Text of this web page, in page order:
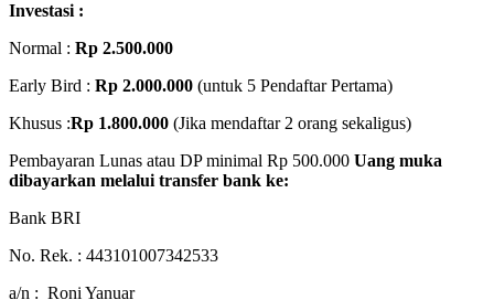
Investasi :
Normal : Rp 2.500.000
Early Bird : Rp 2.000.000 (untuk 5 Pendaftar Pertama)
Khusus :Rp 1.800.000 (Jika mendaftar 2 orang sekaligus)
Pembayaran Lunas atau DP minimal Rp 500.000 Uang muka
dibayarkan melalui transfer bank ke:
Bank BRI
No. Rek. : 443101007342533
a/n : Roni Yanuar